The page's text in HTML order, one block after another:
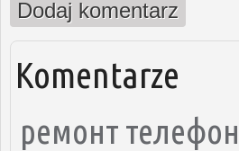
Dodaj komentarz
Komentarze
ремонт